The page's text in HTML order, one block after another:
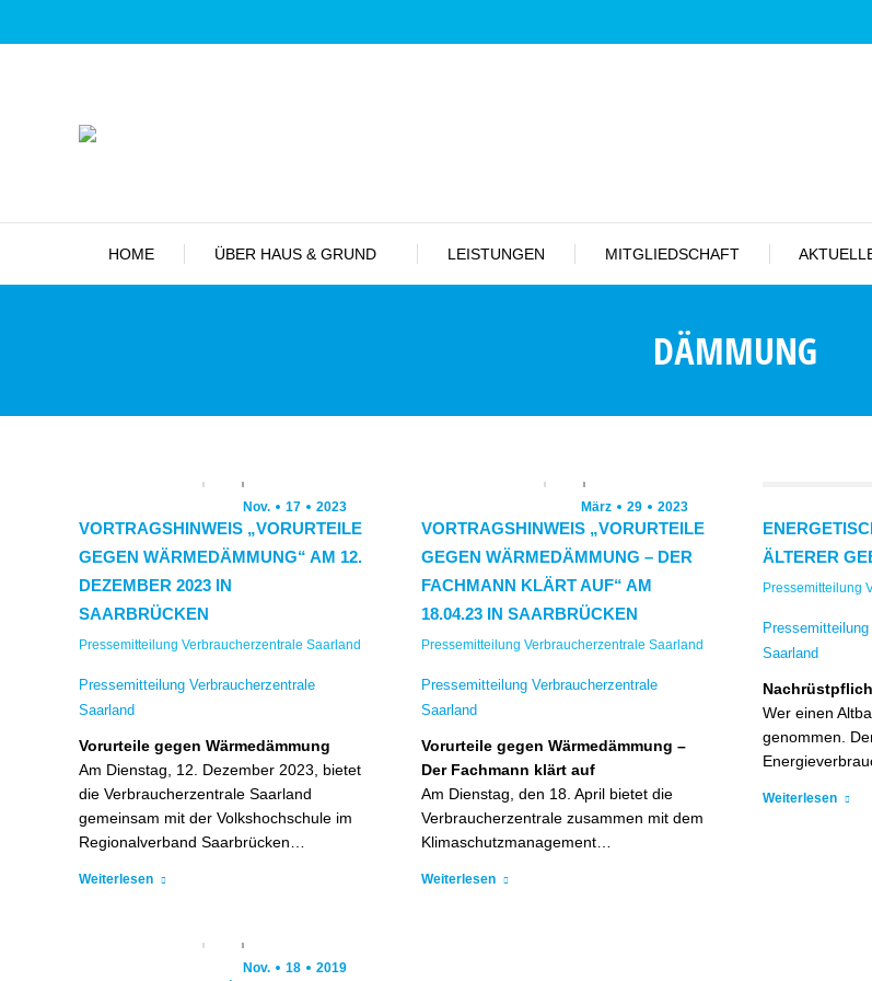
HOME ÜBER HAUS & GRUND LEISTUNGEN MITGLIEDSCHAFT
DÄMMUNG
Nov. 17 2023
VORTRAGSHINWEIS „VORURTEILE
GEGEN WÄRMEDÄMMUNG“ AM 12.
DEZEMBER 2023 IN
SAARBRÜCKEN
Pressemitteilung Verbraucherzentrale Saarland
Pressemitteilung Verbraucherzentrale
Saarland
Vorurteile gegen Wärmedämmung
Am Dienstag, 12. Dezember 2023, bietet
die Verbraucherzentrale Saarland
gemeinsam mit der Volkshochschule im
Regionalverband Saarbrücken…
Weiterlesen
März 29 2023
VORTRAGSHINWEIS „VORURTEILE
GEGEN WÄRMEDÄMMUNG – DER
FACHMANN KLÄRT AUF“ AM
18.04.23 IN SAARBRÜCKEN
Pressemitteilung Verbraucherzentrale Saarland
Pressemitteilung Verbraucherzentrale
Saarland
Vorurteile gegen Wärmedämmung –
Der Fachmann klärt auf
Am Dienstag, den 18. April bietet die
Verbraucherzentrale zusammen mit dem
Klimaschutzmanagement…
Weiterlesen
ÄLTERER
Pressemitteilung
Saarland
Wer einen
genommen.
Weiterlesen
Nov. 18 2019